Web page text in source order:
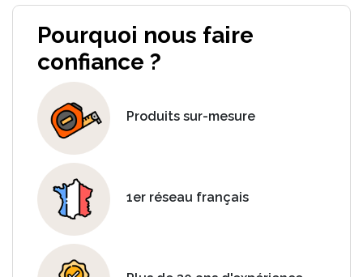
Pourquoi nous faire
confiance ?
Produits sur-mesure
1er réseau français